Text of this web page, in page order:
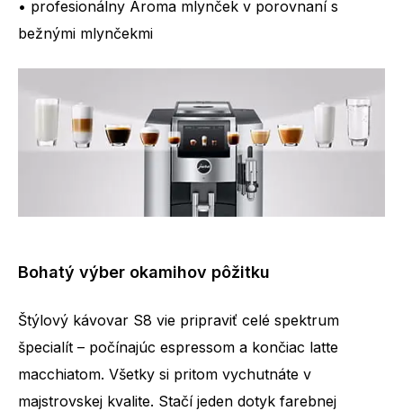
• profesionálny Aroma mlynček v porovnaní s
bežnými mlynčekmi
Bohatý výber okamihov pôžitku
Štýlový kávovar S8 vie pripraviť celé spektrum
špecialít – počínajúc espressom a končiac latte
macchiatom. Všetky si pritom vychutnáte v
majstrovskej kvalite. Stačí jeden dotyk farebnej